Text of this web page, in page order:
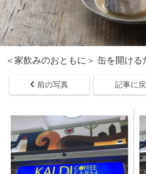
＜家飲みのおともに＞ 缶を開ける
前の写真 記事に